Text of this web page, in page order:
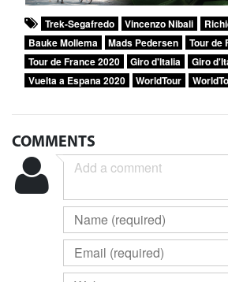
Trek-Segafredo Vincenzo Nibali
Bauke Mollema
Mads Pedersen
Tour de
Tour de France 2020
Giro d'Italia
Giro
Vuelta a Espana 2020
WorldTour
COMMENTS